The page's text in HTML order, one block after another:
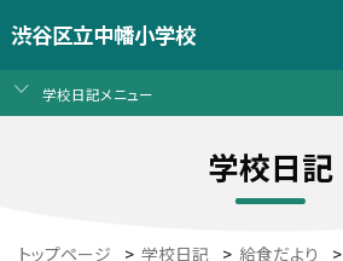
渋谷区立中幡小学校
学校日記メニュー
学校日記
トップページ > 学校日記 > 給食だより >